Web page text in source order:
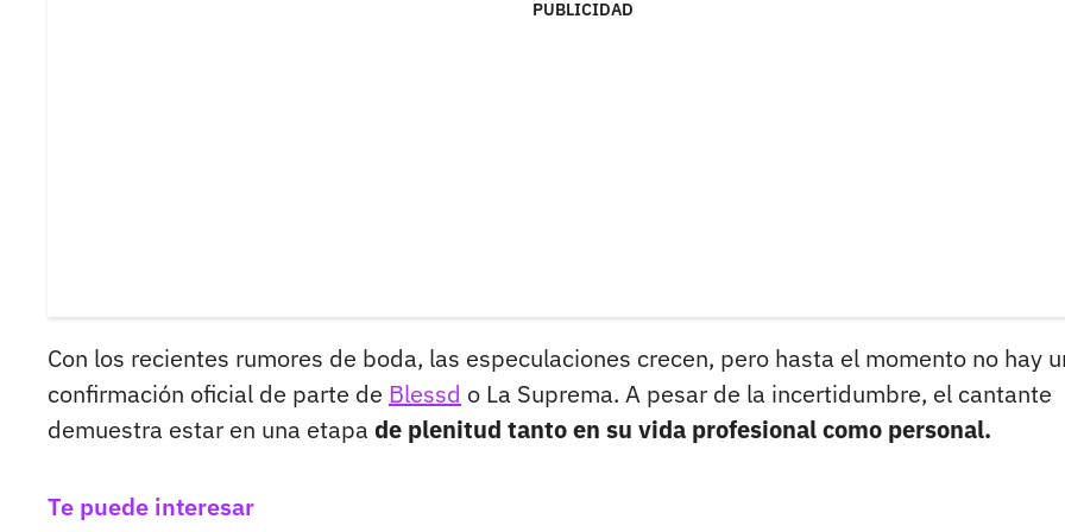
PUBLICIDAD
Con los recientes rumores de boda, las especulaciones crecen, pero hasta el momento no hay
confirmación oficial de parte de Blessd o La Suprema. A pesar de la incertidumbre, el cantante
demuestra estar en una etapa de plenitud tanto en su vida profesional como personal.
Te puede interesar